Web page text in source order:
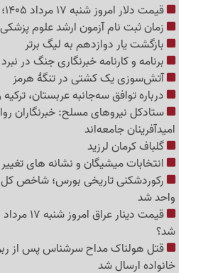
قیمت دلار امروز شنبه 17 مرداد 1405؛ دلار دوباره صعودی شد
زمان ثبت نام آزمون ارشد علوم پزشکی 1405 اعلام شد
بازگشت یار دوازدهم به لیگ برتر
برنامه و کارنامه خبرنگاری جنگ در
آتش‌سوزی یک کشتی در تنگهٔ هرمز
درباره توافق سه‌جانبه عربستان،
ستادکل نیروهای مسلح: خبرنگاران
امیدآفرینان جامعه‌اند
گلباف کرمان لرزید
انتخابات میشیگان و نشانه های تغییر
واحد شد
شد؟
قتل هولناک مداح سرشناس پس از
خانواده ارسال شد